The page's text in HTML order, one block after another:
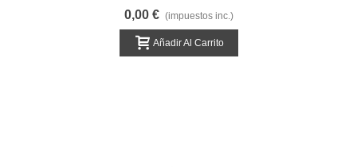
0,00 € (impuestos inc.)
Añadir Al Carrito